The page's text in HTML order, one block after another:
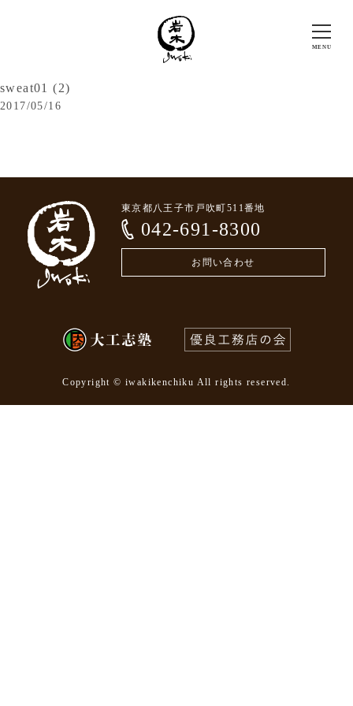
sweat01 (2)
2017/05/16
東京都八王子市戸吹町511番地
042-691-8300
お問い合わせ
Copyright © iwakikenchiku All rights reserved.